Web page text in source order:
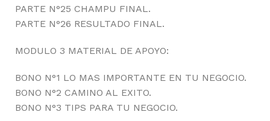
PARTE N°25 CHAMPU FINAL.
PARTE N°26 RESULTADO FINAL.
MODULO 3 MATERIAL DE APOYO:
BONO N°1 LO MAS IMPORTANTE EN TU NEGOCIO.
BONO N°2 CAMINO AL EXITO.
BONO N°3 TIPS PARA TU NEGOCIO.